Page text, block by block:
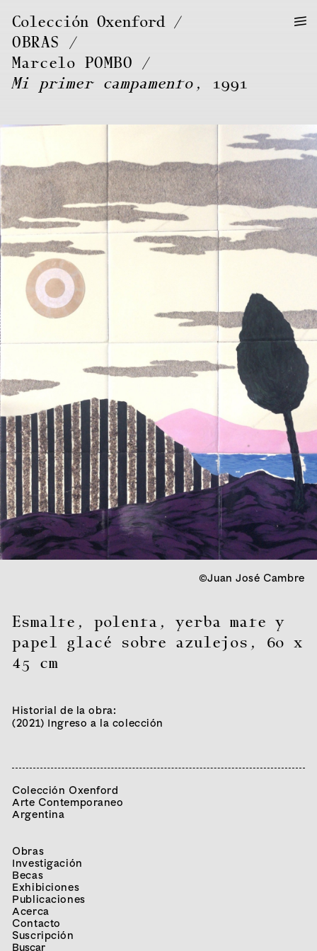
Colección Oxenford
OBRAS
/
Marcelo POMBO
Mi primer campamento , 1991
—
—
—
©Juan José Cambre
Esmalte, polenta, yerba mate y
papel glacé sobre azulejos , 60 x
45 cm
Historial de la obra:
(2021) Ingreso a la colección
Colección Oxenford
Arte Contemporaneo
Argentina
Obras
Investigación
Becas
Exhibiciones
Publicaciones
Acerca
Contacto
Suscripción